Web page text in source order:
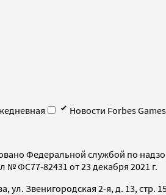
Новости Forbes Games
Федеральной службой по
№ ФС77-82431 от 23 декабря 2021 г.
ул. Звенигородская 2-я, д. 13, стр.